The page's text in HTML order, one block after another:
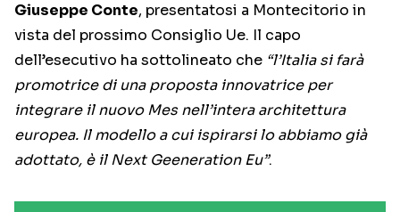
Giuseppe Conte, presentatosi a Montecitorio in
vista del prossimo Consiglio Ue. Il capo
dell’esecutivo ha sottolineato che “l’Italia si farà
promotrice di una proposta innovatrice per
integrare il nuovo Mes nell’intera architettura
europea. Il modello a cui ispirarsi lo abbiamo già
adottato, è il Next Geeneration Eu”.